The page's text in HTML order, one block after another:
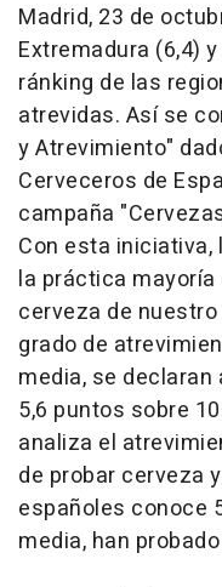
Madrid, 23 de
Extremadura (6,4)
ránking de las
atrevidas. Así se
y Atrevimiento"
Cerveceros de
campaña
Con esta iniciativa,
la práctica
cerveza de
grado de
media, se declaran
5,6 puntos sobre
analiza el
de probar cerveza
españoles conoce
media, han